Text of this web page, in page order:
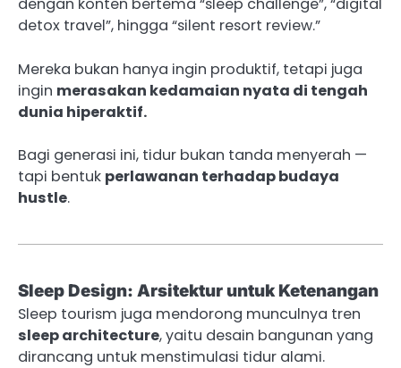
dengan konten bertema “sleep challenge”, “digital
detox travel”, hingga “silent resort review.”
Mereka bukan hanya ingin produktif, tetapi juga
ingin merasakan kedamaian nyata di tengah
dunia hiperaktif.
Bagi generasi ini, tidur bukan tanda menyerah —
tapi bentuk perlawanan terhadap budaya
hustle.
Sleep Design: Arsitektur untuk Ketenangan
Sleep tourism juga mendorong munculnya tren
sleep architecture, yaitu desain bangunan yang
dirancang untuk menstimulasi tidur alami.